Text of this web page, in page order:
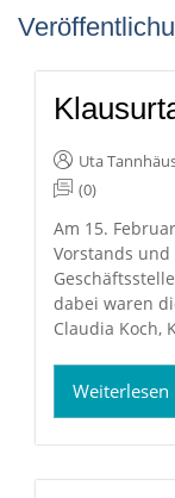
Uta
(0)
Am 15.
Vorstands
dabei waren
Claudia Koch,
Weiterlesen